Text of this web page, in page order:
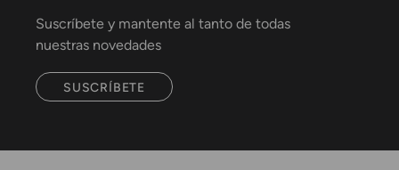
Suscríbete y mantente al tanto de todas
nuestras novedades
SUSCRÍBETE